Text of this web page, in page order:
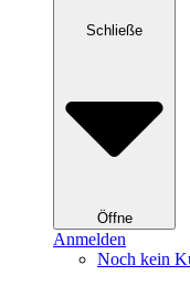
Schließe
Öffne
Anmelden
Noch kein